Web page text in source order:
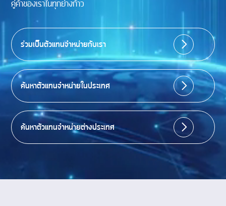
คู่ค้าของเราในทุกย่างก้าว
ร่วมเป็นตัวแทนจำหน่ายกับเรา
ค้นหาตัวแทนจำหน่ายในประเทศ
ค้นหาตัวแทนจำหน่ายต่างประเทศ